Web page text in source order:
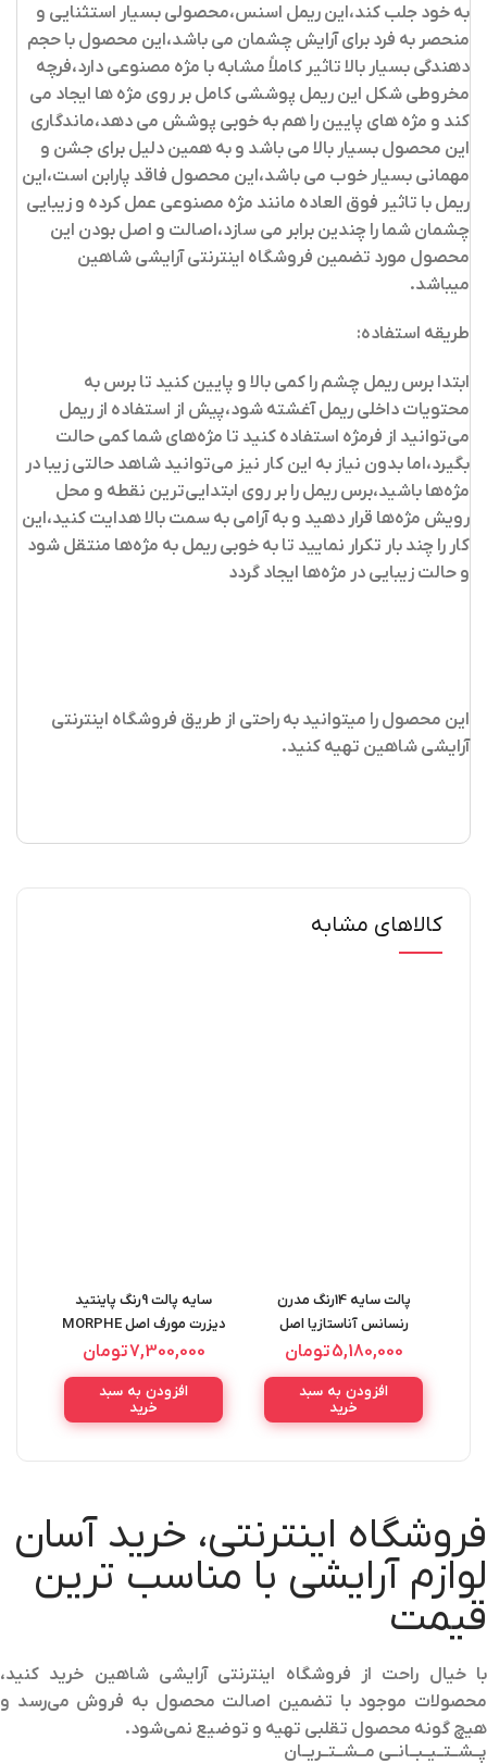
به خود جلب کند،این ریمل اسنس،محصولی بسیار استثنایی و
منحصر به فرد برای آرایش چشمان می باشد،این محصول با حجم
دهندگی بسیار بالا تاثیر کاملاً مشابه با مژه مصنوعی دارد،فرچه
مخروطی شکل این ریمل پوششی کامل بر روی مژه ها ایجاد می
کند و مژه های پایین را هم به خوبی پوشش می دهد،ماندگاری
این محصول بسیار بالا می باشد و به همین دلیل برای جشن و
مهمانی بسیار خوب می باشد،این محصول فاقد پارابن است،این
ریمل با تاثیر فوق العاده مانند مژه مصنوعی عمل کرده و زیبایی
چشمان شما را چندین برابر می سازد،اصالت و اصل بودن این
محصول مورد تضمین فروشگاه اینترنتی آرایشی شاهین
میباشد.
طریقه استفاده:
ابتدا برس ریمل چشم را کمی بالا و پایین کنید تا برس به
محتویات داخلی ریمل آغشته شود،پیش از استفاده از ریمل
می‌توانید از فرمژه استفاده کنید تا مژه‌های شما کمی حالت
بگیرد،اما بدون نیاز به این کار نیز می‌توانید شاهد حالتی زیبا در
مژه‌ها باشید،برس ریمل را بر روی ابتدایی‌ترین نقطه و محل
رویش مژه‌ها قرار دهید و به آرامی به سمت بالا هدایت کنید،این
کار را چند بار تکرار نمایید تا به خوبی ریمل به مژه‌ها منتقل شود
و حالت زیبایی در مژه‌ها ایجاد گردد
این محصول را میتوانید به راحتی از طریق فروشگاه اینترنتی
آرایشی شاهین تهیه کنید.
کالاهای مشابه
پالت سایه 14رنگ مدرن
رنسانس آناستازیا اصل
ANASTASIA MODERN
RENAISSANCE PALETE
0.7G
5,180,000تومان
افزودن به سبد
خرید
سایه پالت 9رنگ پاینتید
دیزرت مورف اصل MORPHE
PAINTED DESERT
PALETTE 9D 11.1G
7,300,000تومان
افزودن به سبد
خرید
فروشگاه اینترنتی، خرید آسان
لوازم آرایشی با مناسب ترین
قیمت
با خیال راحت از فروشگاه اینترنتی آرایشی شاهین خرید کنید،
محصولات موجود با تضمین اصالت محصول به فروش می‌رسد و
هیچ گونه محصول تقلبی تهیه و توضیع نمی‌شود.
پــشــتــیــبــانــی مــشــتــریــان